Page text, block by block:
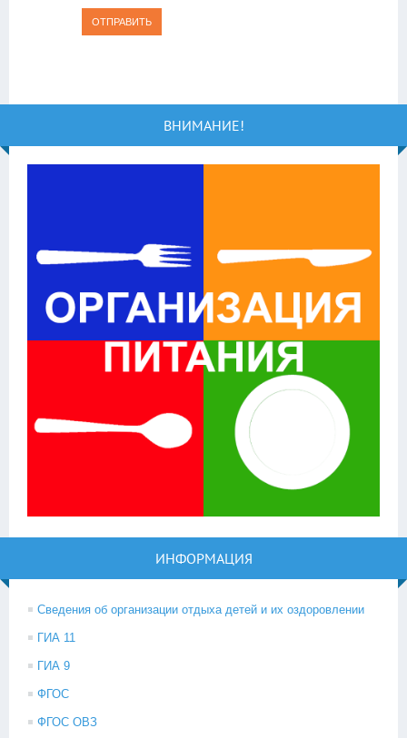
ОТПРАВИТЬ
ВНИМАНИЕ!
ИНФОРМАЦИЯ
Сведения об организации отдыха детей и их оздоровлении
ГИА 11
ГИА 9
ФГОС
ФГОС ОВЗ